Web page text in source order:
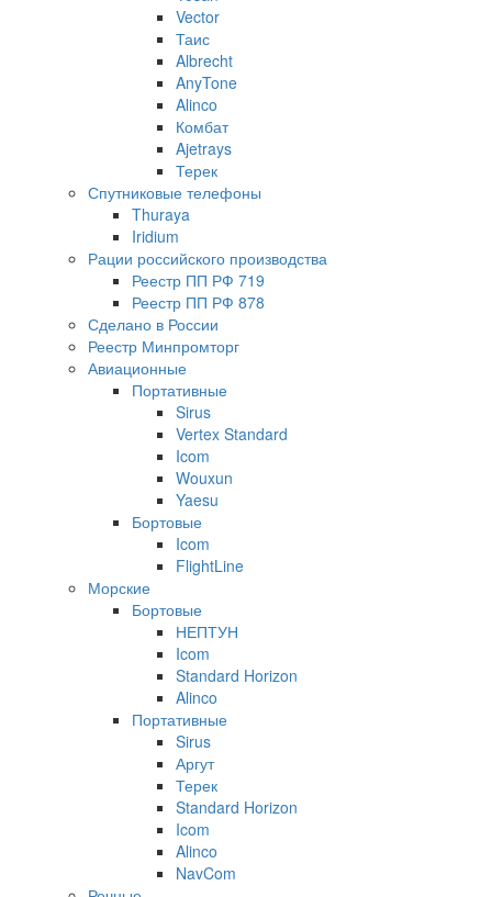
Vector
Таис
Albrecht
AnyTone
Alinco
Комбат
Ajetrays
Терек
Спутниковые телефоны
Thuraya
Iridium
Рации российского производства
Реестр ПП РФ 719
Реестр ПП РФ 878
Сделано в России
Реестр Минпромторг
Авиационные
Портативные
Sirus
Vertex Standard
Icom
Wouxun
Yaesu
Бортовые
Icom
FlightLine
Морские
Бортовые
НЕПТУН
Icom
Standard Horizon
Alinco
Портативные
Sirus
Аргут
Терек
Standard Horizon
Icom
Alinco
NavCom